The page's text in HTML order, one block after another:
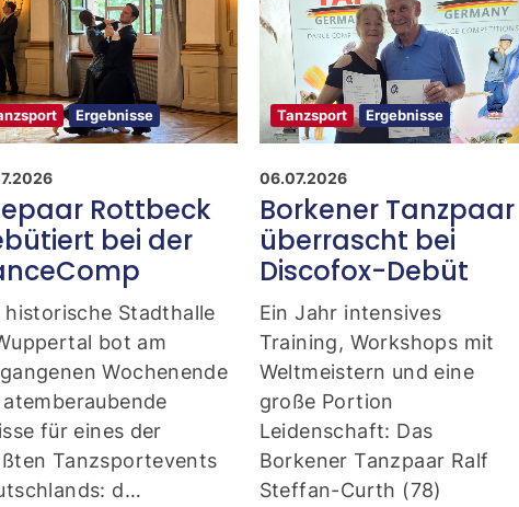
Ergebnisse
Rottbeck
bei der
historische Stadthalle
bot am
Wochenende
für eines der
Tanzsportevents
d…
Tanzsport Ergebnisse
06.07.2026
Borkener Tanzpaar
überrascht bei
Discofox-Debüt
Ein Jahr intensives
Training, Workshops mit
Weltmeistern und eine
große Portion
Leidenschaft: Das Borkener
Tanzpaar Ralf Steffan-
Curth (78) und Jacoli…